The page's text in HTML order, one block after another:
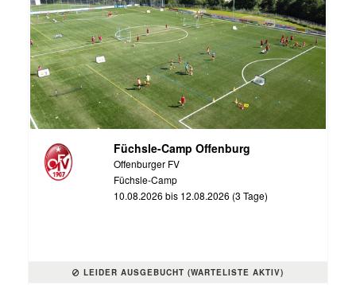
Füchsle-Camp Offenburg
Offenburger FV
Füchsle-Camp
10.08.2026 bis 12.08.2026 (3 Tage)
LEIDER AUSGEBUCHT (WARTELISTE AKTIV)